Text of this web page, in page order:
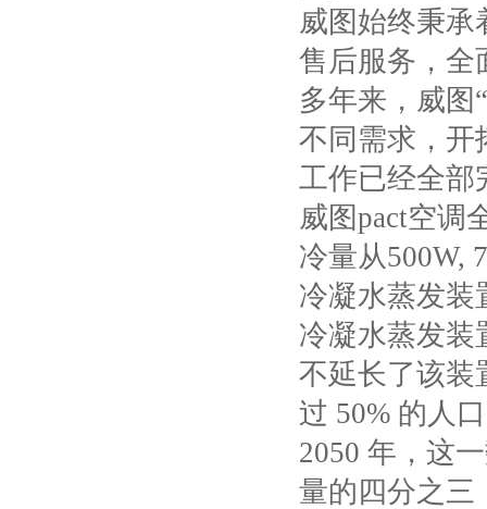
威图始终秉承
售后服务，全
多年来，威图
不同需求，开
工作已经全部
威图pact空调
冷量从500W,
冷凝水蒸发装
冷凝水蒸发装
不延长了该
过 50% 的人
2050 年，这
量的四分之三